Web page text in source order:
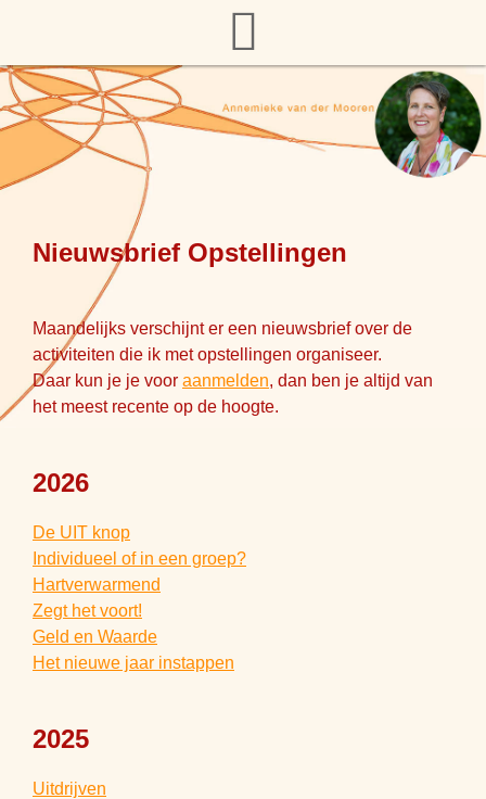
Nieuwsbrief Opstellingen
Maandelijks verschijnt er een nieuwsbrief over de
activiteiten die ik met opstellingen organiseer.
Daar kun je je voor aanmelden, dan ben je altijd van
het meest recente op de hoogte.
2026
De UIT knop
Individueel of in een groep?
Hartverwarmend
Zegt het voort!
Geld en Waarde
Het nieuwe jaar instappen
2025
Uitdrijven